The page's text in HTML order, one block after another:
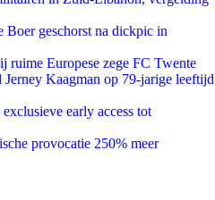
Boer geschorst na dickpic in
ruime Europese zege FC Twente
Kaagman op 79-jarige leeftijd
early access tot
provocatie 250% meer